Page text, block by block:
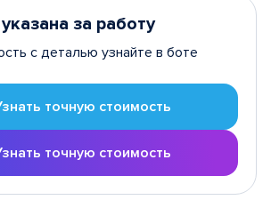
за работу
с деталью узнайте в боте
точную стоимость
точную стоимость